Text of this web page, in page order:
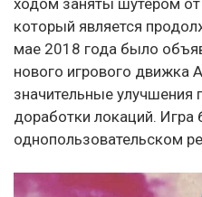
ходом заняты шутером от
который является
мае 2018 года было
нового игрового движка
значительные улучшения
доработки локаций. Игра
однопользовательском